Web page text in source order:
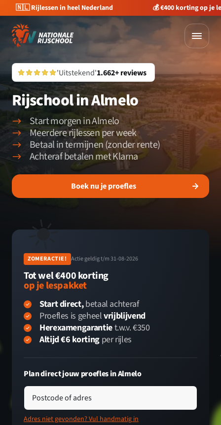
🇳🇱 Rijlessen in heel Nederland 💰 €400 korting op je
'Uitstekend'1.662+ reviews
Rijschool in Almelo
Start morgen in Almelo
Meerdere rijlessen per week
Betaal in termijnen (zonder rente)
Achteraf betalen met Klarna
Boek nu je proefles
☀️
ZOMERACTIE! Actie geldig t/m 31-08-2026
Tot wel €400 korting
op je lespakket
Start direct,betaal achteraf
Proefles is geheelvrijblijvend
Herexamengarantiet.w.v. €350
Altijd €6 kortingper rijles
Plan direct jouw proefles in Almelo
Postcode of adres
Adres niet gevonden? Vul handmatig in